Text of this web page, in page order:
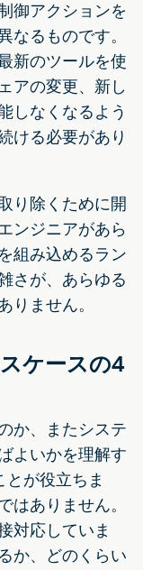
御アクションを
なるものです。
新のツールを使
アの変更、新し
しなくなるよう
ける必要があり
り除くために開
ンジニアがあら
組み込めるラン
さが、あらゆる
りません。
ケースの4
か、またシステ
よいかを理解す
が役立ちま
はありません。
対応していま
か、どのくらい